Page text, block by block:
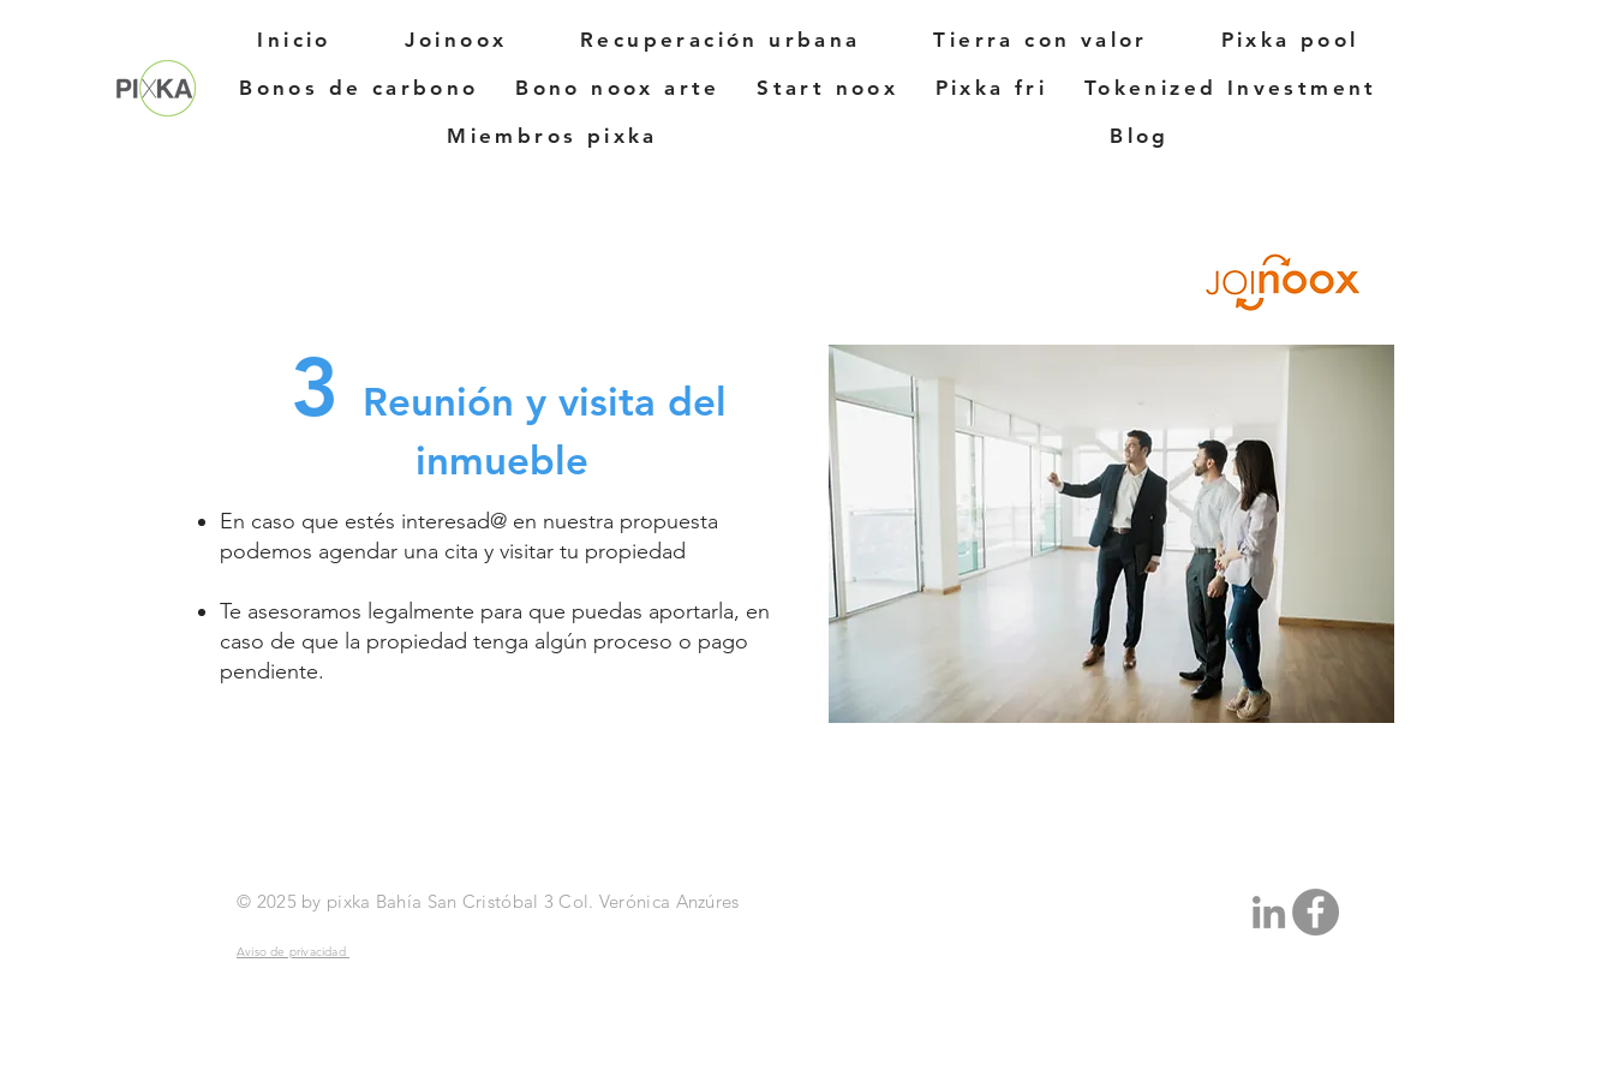
Inicio Joinoox Recuperación urbana Tierra con valor
Pixka pool
Bonos de carbono
Bono noox arte Start noox Pixka fri
Tokenized Investment
Miembros pixka
Blog
3
Reunión y visita del
inmueble
En caso que estés interesad@ en nuestra propuesta
podemos agendar una cita y visitar tu propiedad
Te asesoramos legalmente para que puedas aportarla, en
caso de que la propiedad tenga algún proceso o pago
pendiente.
© 2025 by pixka Bahía San Cristóbal 3 Col. Verónica Anzúres
Aviso de privacidad